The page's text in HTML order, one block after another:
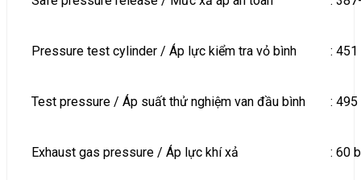
Pressure test cylinder / Áp lực kiểm tra vỏ bình : 451
Test pressure / Áp suất thử nghiệm van đầu bình : 495
Exhaust gas pressure / Áp lực khí xả : 60